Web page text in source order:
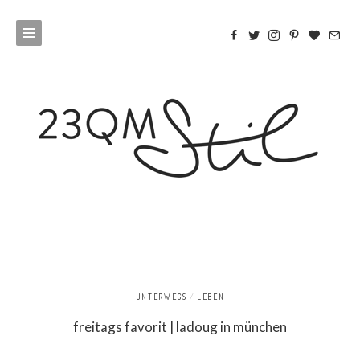
UNTERWEGS LEBEN
freitags favorit | ladoug in münchen